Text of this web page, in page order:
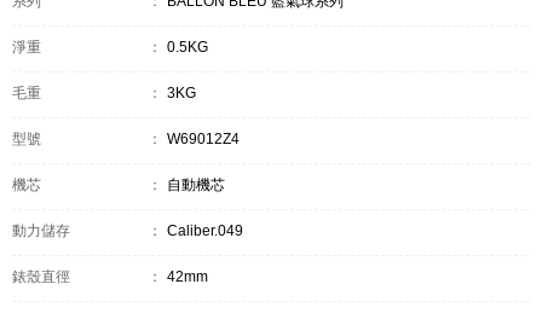
淨重 ： 0.5KG
毛重 ： 3KG
型號 ： W69012Z4
機芯 ： 自動機芯
動力儲存 ： Caliber.049
錶殼直徑 ： 42mm